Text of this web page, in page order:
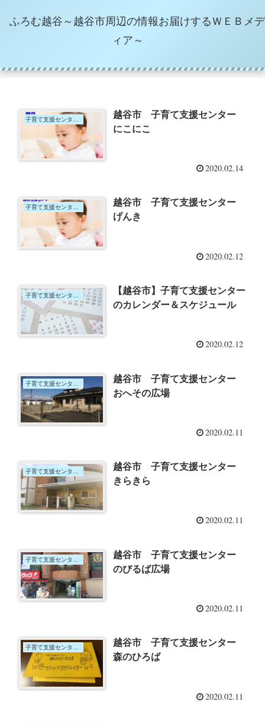
ふろむ越谷～越谷市周辺の情報お届けするＷＥＢメデ
ィア～
越谷市 子育て支援センター
にこにこ
2020.02.14
子育て支援センター＆サロン
越谷市 子育て支援センター
げんき
2020.02.12
【越谷市】子育て支援センター
のカレンダー＆スケジュール
2020.02.12
越谷市 子育て支援センター
おへその広場
2020.02.11
子育て支援センター＆サロン
越谷市 子育て支援センター
きらきら
2020.02.11
越谷市 子育て支援センター
のびるば広場
2020.02.11
子育て支援センター＆サロン
越谷市 子育て支援センター
森のひろば
2020.02.11